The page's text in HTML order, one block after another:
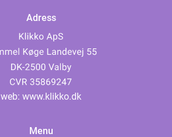
Adress
web: www.klikko.dk
Menu